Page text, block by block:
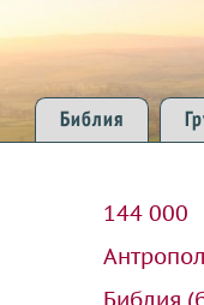
Библия
144 000
Библия